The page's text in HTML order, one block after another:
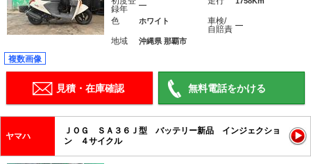
録年
―
色 ホワイト
車検/
自賠責 ―
地域 沖縄県 那覇市
複数画像
見積・在庫確認 無料電話をかける
ヤマハ
ＪＯＧ ＳＡ３６Ｊ型 バッテリー新品 インジェクショ
ン ４サイクル